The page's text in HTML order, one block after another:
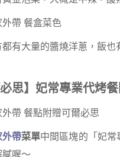
都有大量的醬燒洋蔥，飯
必思】妃常專業代烤
外帶菜單中間區塊的「妃常
喔～